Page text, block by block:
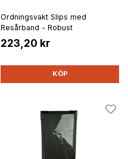
Ordningsvakt Slips med
Resårband - Robust
223,20 kr
KÖP